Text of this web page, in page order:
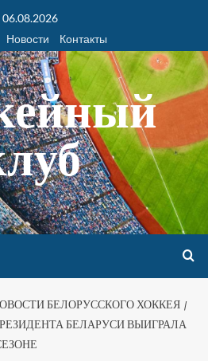
06.08.2026
Новости Контакты
БЕЛОРУССКОГО ХОККЕЯ
БЕЛАРУСИ ВЫИГРАЛА